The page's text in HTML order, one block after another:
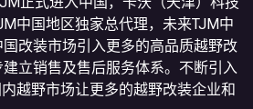
中国地区独家总代理，未来TJM中
改装市场引入更多的高品质越野改
立销售及售后服务体系。不断引入
越野市场让更多的越野改装企业和